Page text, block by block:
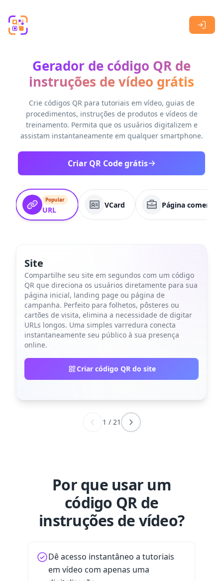
Gerador de código QR de
instruções de vídeo grátis
Crie códigos QR para tutoriais em vídeo, guias de
procedimentos, instruções de produtos e vídeos de
treinamento. Permita que os usuários digitalizem e
assistam instantaneamente em qualquer smartphone.
Criar QR Code grátis
Popular
URL
VCard Página comercial
Site
Compartilhe seu site em segundos com um código
QR que direciona os usuários diretamente para sua
página inicial, landing page ou página de
campanha. Perfeito para folhetos, pôsteres ou
cartões de visita, elimina a necessidade de digitar
URLs longos. Uma simples varredura conecta
instantaneamente seu público à sua presença
online.
Criar código QR do site
1 / 21
Por que usar um
código QR de
instruções de vídeo?
Dê acesso instantâneo a tutoriais
em vídeo com apenas uma